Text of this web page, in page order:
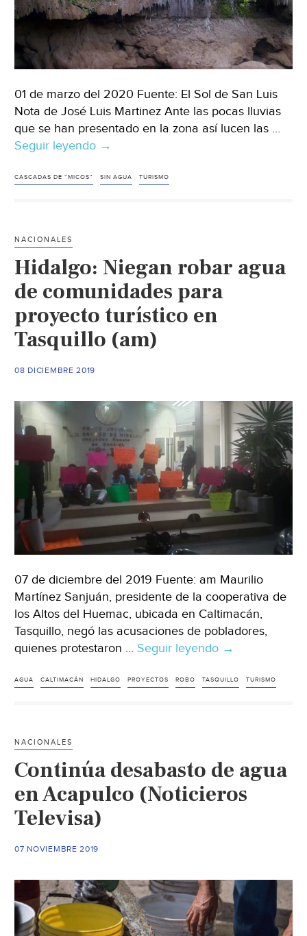
01 de marzo del 2020 Fuente: El Sol de San Luis
Nota de José Luis Martinez Ante las pocas lluvias
que se han presentado en la zona así lucen las …
Seguir leyendo San
Potosí:
la
Huasteca
Potosina
(El
Sol
→
CASCADAS DE “MICOS” SIN AGUA TURISMO
NACIONALES
Hidalgo: Niegan robar agua
de comunidades para
proyecto turístico en
Tasquillo (am)
08 DICIEMBRE 2019
07 de diciembre del 2019 Fuente: am Maurilio
Martínez Sanjuán, presidente de la cooperativa de
los Altos del Huemac, ubicada en Caltimacán,
Tasquillo, negó las acusaciones de pobladores,
quienes protestaron … Seguir leyendo Hidalgo:
robar
proyecto
turístico
en
→
AGUA CALTIMACÁN HIDALGO PROYECTOS ROBO TASQUILLO TURISMO
NACIONALES
Continúa desabasto de agua
en Acapulco (Noticieros
Televisa)
07 NOVIEMBRE 2019